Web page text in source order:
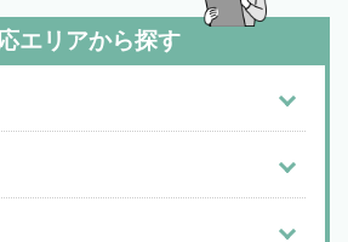
エリアから探す